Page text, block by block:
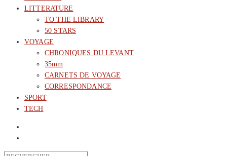
LITTERATURE
TO THE LIBRARY
50 STARS
VOYAGE
CHRONIQUES DU LEVANT
35mm
CARNETS DE VOYAGE
CORRESPONDANCE
SPORT
TECH